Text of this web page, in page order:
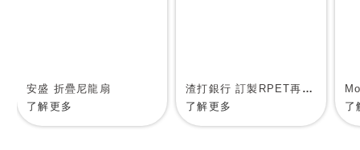
安盛 折疊尼龍扇
了解更多
渣打銀行 訂製RPET再生物料環保袋
了解更多
了